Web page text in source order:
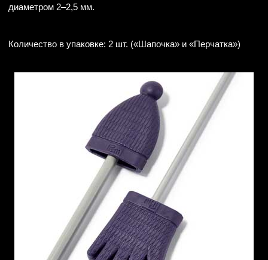
диаметром 2–2,5 мм.
Количество в упаковке: 2 шт. («Шапочка» и «Перчатка»)